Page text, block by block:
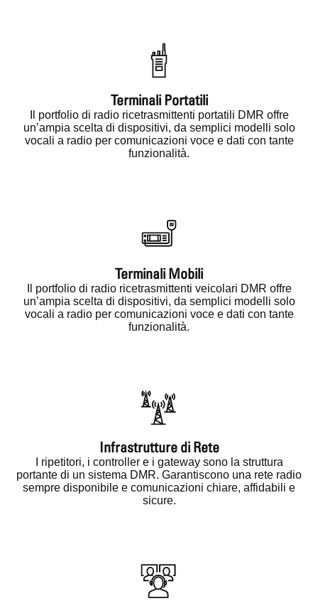
Terminali Portatili
Il portfolio di radio ricetrasmittenti portatili DMR offre
un’ampia scelta di dispositivi, da semplici modelli solo
vocali a radio per comunicazioni voce e dati con tante
funzionalità.
Terminali Mobili
Il portfolio di radio ricetrasmittenti veicolari DMR offre
un’ampia scelta di dispositivi, da semplici modelli solo
vocali a radio per comunicazioni voce e dati con tante
funzionalità.
Infrastrutture di Rete
I ripetitori, i controller e i gateway sono la struttura
portante di un sistema DMR. Garantiscono una rete radio
sempre disponibile e comunicazioni chiare, affidabili e
sicure.